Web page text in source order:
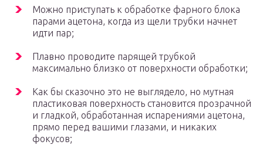
Можно приступать к обработке фарного блока
парами ацетона, когда из щели трубки начнет
идти пар;
Плавно проводите парящей трубкой
максимально близко от поверхности обработки;
Как бы сказочно это не выглядело, но мутная
пластиковая поверхность становится прозрачной
и гладкой, обработанная испарениями ацетона,
прямо перед вашими глазами, и никаких
фокусов;